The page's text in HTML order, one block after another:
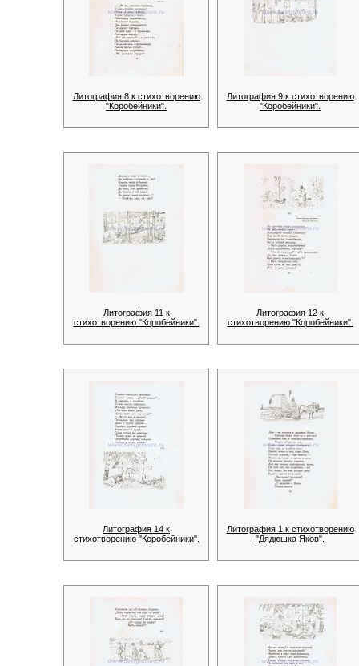
Литография 8 к стихотворению
"Коробейники".
Литография 9 к стихотворению
"Коробейники".
Литография 11 к
стихотворению "Коробейники".
Литография 12 к
стихотворению "Коробейники".
Литография 14 к
стихотворению "Коробейники".
Литография 1 к стихотворению
"Дядюшка Яков".